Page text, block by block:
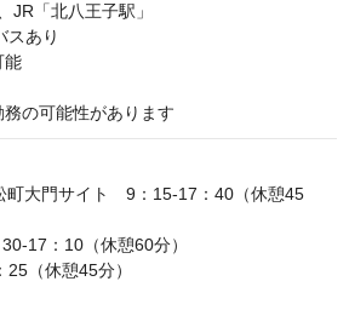
JR「北八王子駅」
スあり
能
の可能性があります
町大門サイト　9：15-17：40（休憩45
17：10（休憩60分）
（休憩45分）